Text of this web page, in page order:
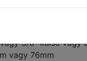
permetezési
3/8" külső vagy
vagy 76mm